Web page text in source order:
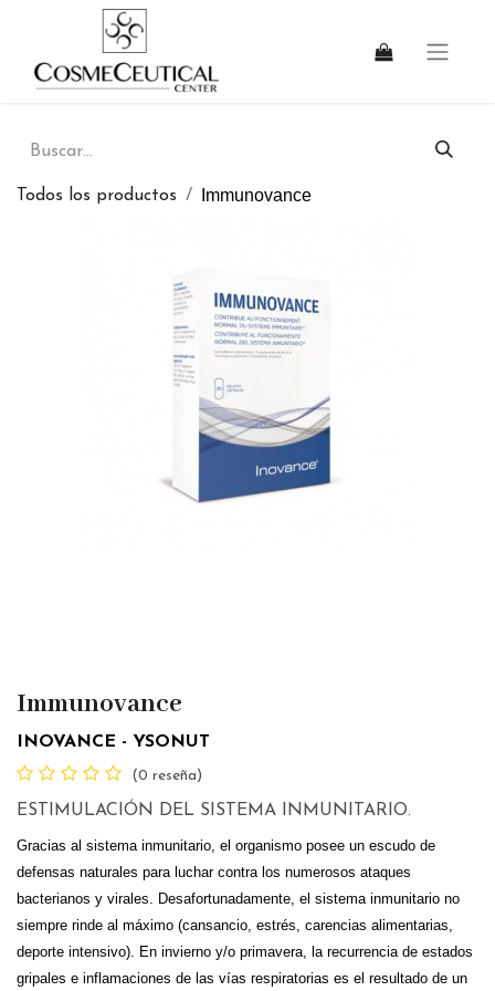
Todos los productos Immunovance
Immunovance
INOVANCE - YSONUT
(0 reseña)
ESTIMULACIÓN DEL SISTEMA INMUNITARIO.
Gracias al sistema inmunitario, el organismo posee un escudo de
defensas naturales para luchar contra los numerosos ataques
bacterianos y virales. Desafortunadamente, el sistema inmunitario no
siempre rinde al máximo (cansancio, estrés, carencias alimentarias,
deporte intensivo). En invierno y/o primavera, la recurrencia de estados
gripales e inflamaciones de las vías respiratorias es el resultado de un